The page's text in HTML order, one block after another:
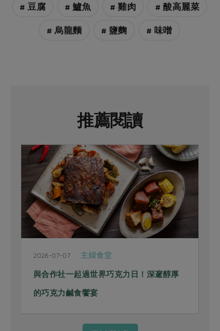
# 豆腐 # 鱸魚 # 雞肉 # 酸高麗菜
# 烏龍麵 # 鹽麴 # 味噌
推薦閱讀
2026-07-07 主婦食堂
與合作社一起過世界巧克力日！深邃醇厚
的巧克力鹹食饗宴